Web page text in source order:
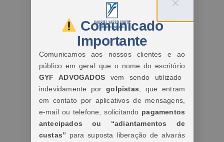
Comunicado
Importante
Comunicamos aos nossos clientes e ao
público em geral que o nome do escritório
GYF ADVOGADOS vem sendo utilizado
indevidamente por golpistas, que entram
em contato por aplicativos de mensagens,
e-mail ou telefone, solicitando pagamentos
antecipados ou “adiantamentos de
custas” para suposta liberação de alvarás